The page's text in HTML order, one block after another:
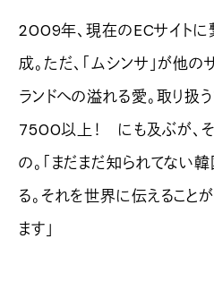
2009年、現在のECサイトに
成。ただ、「ムシンサ」が他
ランドへの溢れる愛。取り扱
7500以上！ にも及ぶが、
の。「まだまだ知られてない
る。それを世界に伝えること
ます」